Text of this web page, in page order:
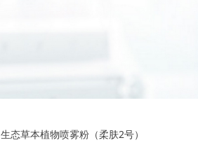
植物喷雾粉
生态草本植物喷雾粉（柔肤2号）